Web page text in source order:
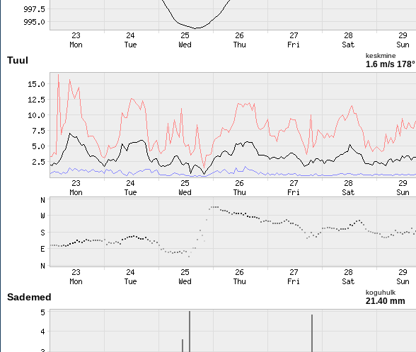
Tuul keskmine
1.6 m/s 178°
Sademed koguhulk
21.40 mm